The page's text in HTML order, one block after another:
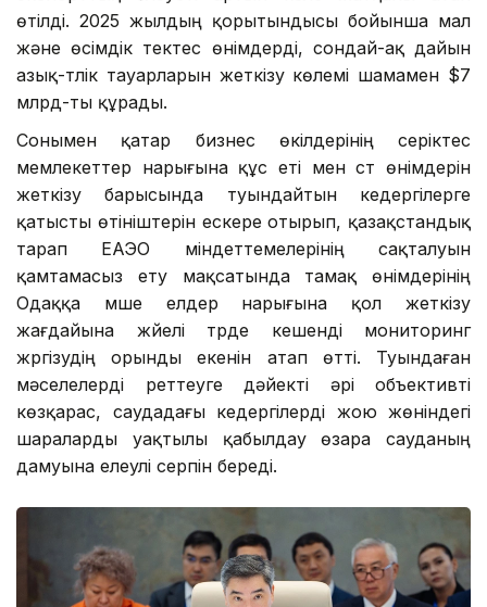
өтілді. 2025 жылдың қорытындысы бойынша мал
және өсімдік тектес өнімдерді, сондай-ақ дайын
азық-түлік тауарларын жеткізу көлемі шамамен $7
млрд-ты құрады.
Сонымен қатар бизнес өкілдерінің серіктес
мемлекеттер нарығына құс еті мен сүт өнімдерін
жеткізу барысында туындайтын кедергілерге
қатысты өтініштерін ескере отырып, қазақстандық
тарап ЕАЭО міндеттемелерінің сақталуын
қамтамасыз ету мақсатында тамақ өнімдерінің
Одаққа мүше елдер нарығына қол жеткізу
жағдайына жүйелі түрде кешенді мониторинг
жүргізудің орынды екенін атап өтті. Туындаған
мәселелерді реттеуге дәйекті әрі объективті
көзқарас, саудадағы кедергілерді жою жөніндегі
шараларды уақтылы қабылдау өзара сауданың
дамуына елеулі серпін береді.